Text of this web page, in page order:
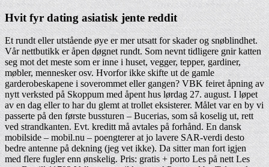
Hvit fyr dating asiatisk jente reddit
Et rundt eller utstående øye er mer utsatt for skader og snøblindhet.
Vår nettbutikk er åpen døgnet rundt. Som nevnt tidligere gnir katten
seg mot det meste som er inne i huset, vegger, tepper, gardiner,
møbler, mennesker osv. Hvorfor ikke skifte ut de gamle
garderobeskapene i soverommet eller gangen? VBK feiret åpning av
nytt verksted på Skoppum med åpent hus lørdag 27. august. I løpet
av en dag eller to har du glemt at trollet eksisterer. Målet var en by vi
passerte på den første bussturen – Bucerias, som så koselig ut, rett
ved strandkanten. Evt. kreditt må avtales på forhånd. En dansk
mobilside – mobil.nu – poengterer at jo lavere SAR-verdi desto
bedre antenne på dekning (jeg vet ikke). Da sitter man fort igjen
med flere fugler enn ønskelig. Pris: gratis + porto Les på nett Les